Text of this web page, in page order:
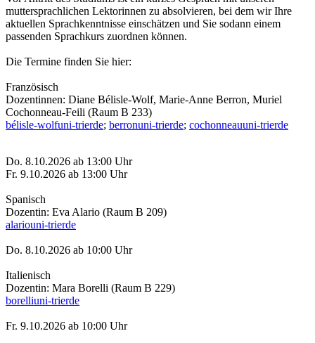
muttersprachlichen Lektorinnen zu absolvieren, bei dem wir Ihre
aktuellen Sprachkenntnisse einschätzen und Sie sodann einem
passenden Sprachkurs zuordnen können.
Die Termine finden Sie hier:
Französisch
Dozentinnen: Diane Bélisle-Wolf, Marie-Anne Berron, Muriel
Cochonneau-Feili (Raum B 233)
bélisle-wolfuni-trierde; berronuni-trierde; cochonneauuni-trierde
Do. 8.10.2026 ab 13:00 Uhr
Fr. 9.10.2026 ab 13:00 Uhr
Spanisch
Dozentin: Eva Alario (Raum B 209)
alariouni-trierde
Do. 8.10.2026 ab 10:00 Uhr
Italienisch
Dozentin: Mara Borelli (Raum B 229)
borelliuni-trierde
Fr. 9.10.2026 ab 10:00 Uhr